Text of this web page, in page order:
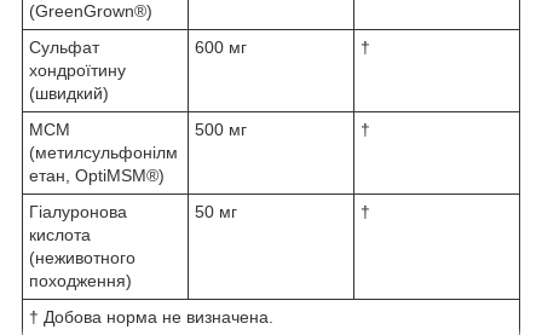
(GreenGrown®)
Сульфат
хондроїтину
(швидкий)
600 мг †
МСМ
(метилсульфонілм
етан, OptiMSM®)
500 мг †
Гіалуронова
кислота
(неживотного
походження)
50 мг †
† Добова норма не визначена.